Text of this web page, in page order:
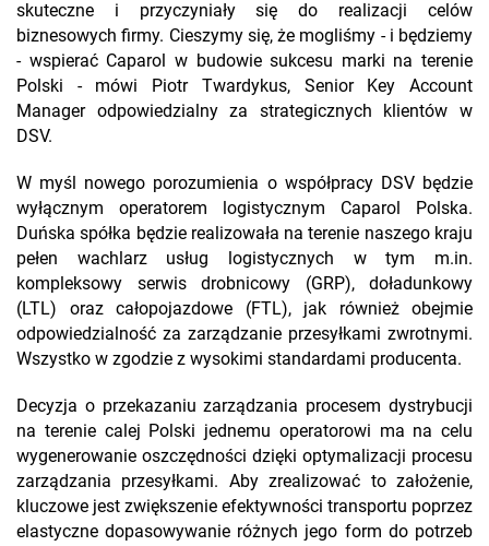
skuteczne i przyczyniały się do realizacji celów
biznesowych firmy. Cieszymy się, że mogliśmy - i będziemy
- wspierać Caparol w budowie sukcesu marki na terenie
Polski - mówi Piotr Twardykus, Senior Key Account
Manager odpowiedzialny za strategicznych klientów w
DSV.
W myśl nowego porozumienia o współpracy DSV będzie
wyłącznym operatorem logistycznym Caparol Polska.
Duńska spółka będzie realizowała na terenie naszego kraju
pełen wachlarz usług logistycznych w tym m.in.
kompleksowy serwis drobnicowy (GRP), doładunkowy
(LTL) oraz całopojazdowe (FTL), jak również obejmie
odpowiedzialność za zarządzanie przesyłkami zwrotnymi.
Wszystko w zgodzie z wysokimi standardami producenta.
Decyzja o przekazaniu zarządzania procesem dystrybucji
na terenie calej Polski jednemu operatorowi ma na celu
wygenerowanie oszczędności dzięki optymalizacji procesu
zarządzania przesyłkami. Aby zrealizować to założenie,
kluczowe jest zwiększenie efektywności transportu poprzez
elastyczne dopasowywanie różnych jego form do potrzeb